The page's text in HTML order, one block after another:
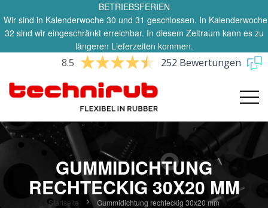
BETRIEBSFERIEN
Wir sind in Kalenderwoche 30 und 31 geschlossen. In Kalenderwoche
32 sind wir eingeschränkt erreichbar. In diesem Zeitraum kann es zu
längeren Lieferzeiten kommen.
8.5 252 Bewertungen
GUMMIDICHTUNG
RECHTECKIG 30X20 MM
Startseite Gummidichtung rechteckig 30x20 mm